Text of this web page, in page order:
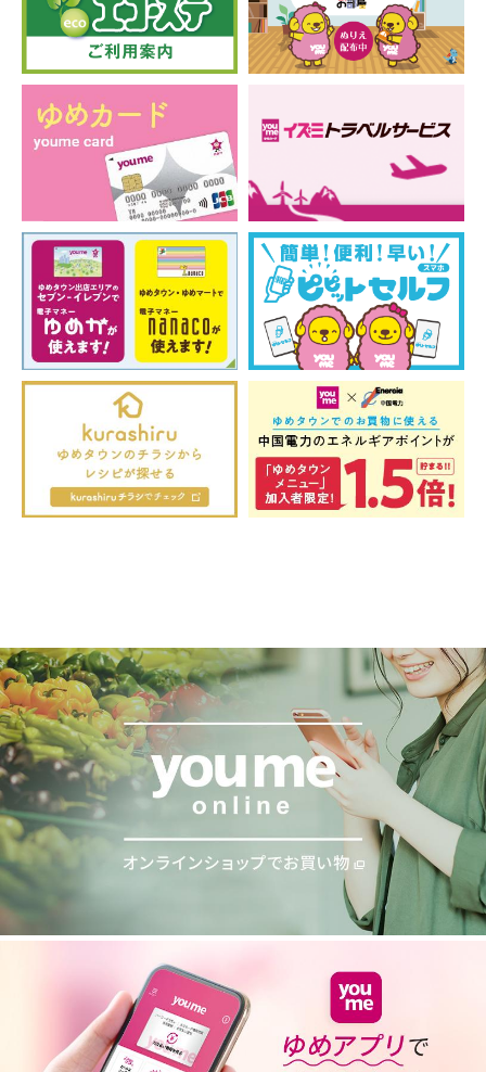
キャッシュレス
ゆめタウンデー対象店舗
取扱商品
MACPHEE GALERIE VIE TICCA MICA&DEAL TODAYFUL
upper hights Healthy DENIM YANUK beautiful people
YOUNG&OLSEN など